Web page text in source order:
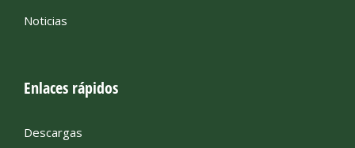
Noticias
Enlaces rápidos
Descargas